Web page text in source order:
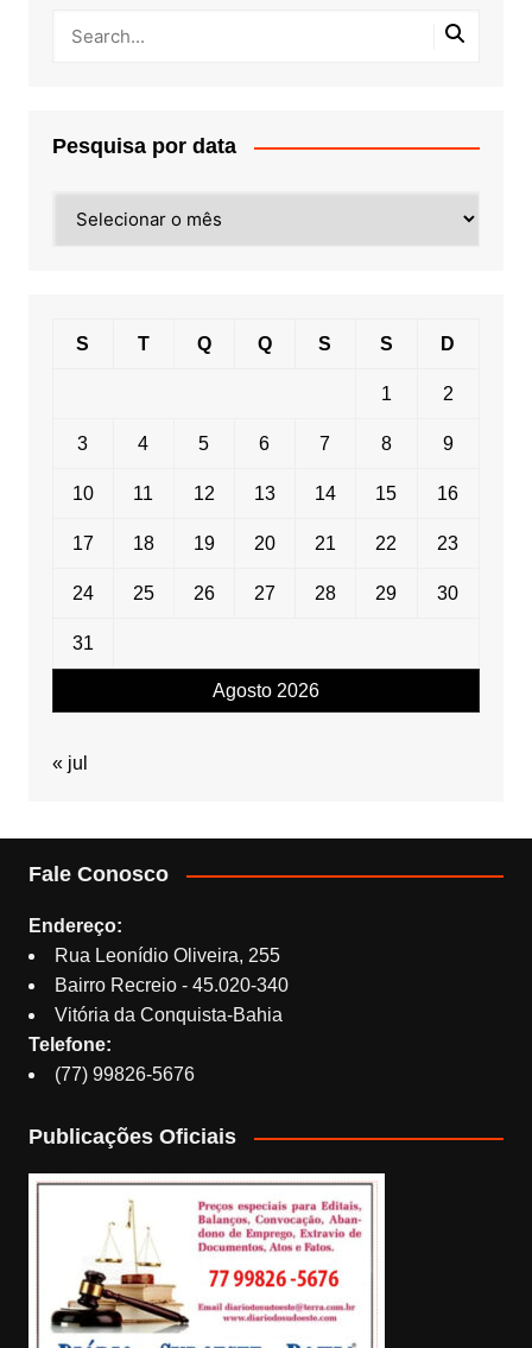
Pesquisa por data
por
Agosto 2026
S T Q Q S S D
1 2
3 4 5 6 7 8 9
10 11 12 13 14 15 16
17 18 19 20 21 22 23
24 25 26 27 28 29 30
31
« jul
Fale Conosco
Endereço:
Rua Leonídio Oliveira, 255
Bairro Recreio - 45.020-340
Vitória da Conquista-Bahia
Telefone:
(77) 99826-5676
Publicações Oficiais